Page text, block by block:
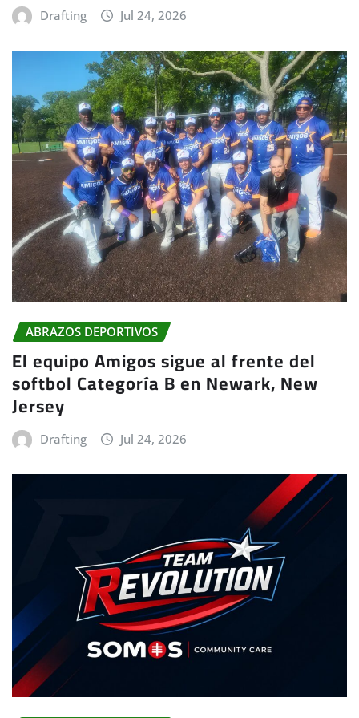
Drafting Jul 24, 2026
ABRAZOS DEPORTIVOS
El equipo Amigos sigue al frente del
softbol Categoría B en Newark, New
Jersey
Drafting Jul 24, 2026